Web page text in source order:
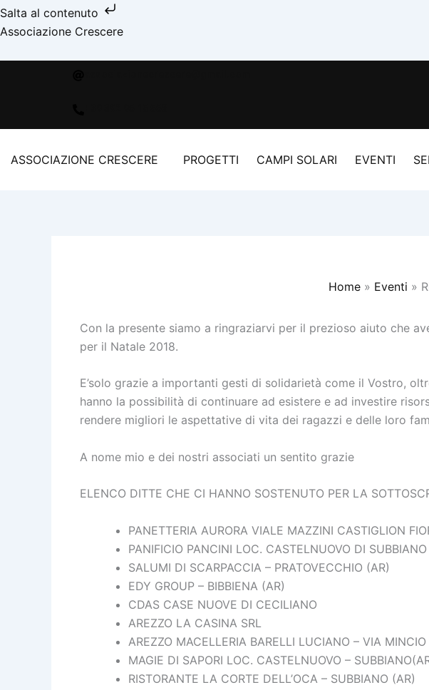
Salta al contenuto
Vai
al
Associazione Crescere
ASSOCIAZIONE CRESCERE PROGETTI CAMPI SOLARI EVENTI
Home Eventi
Con la presente siamo a ringraziarvi per il prezioso aiuto che
per il Natale 2018.
E’solo grazie a importanti gesti di solidarietà come il Vostro,
hanno la possibilità di continuare ad esistere e ad investire
rendere migliori le aspettative di vita dei ragazzi e delle loro
A nome mio e dei nostri associati un sentito grazie
ELENCO DITTE CHE CI HANNO SOSTENUTO PER LA
PANETTERIA AURORA VIALE MAZZINI CASTIGLION
PANIFICIO PANCINI LOC. CASTELNUOVO DI
SALUMI DI SCARPACCIA – PRATOVECCHIO (AR)
EDY GROUP – BIBBIENA (AR)
CDAS CASE NUOVE DI CECILIANO
AREZZO LA CASINA SRL
AREZZO MACELLERIA BARELLI LUCIANO – VIA MINCIO
MAGIE DI SAPORI LOC. CASTELNUOVO –
RISTORANTE LA CORTE DELL’OCA – SUBBIANO (AR)